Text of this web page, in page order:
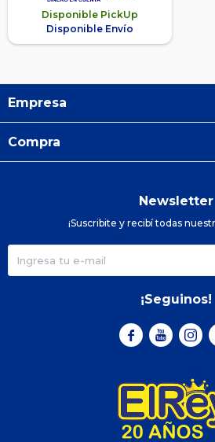
Disponible PickUp
Disponible Envío
Empresa
Compra
Newsletter
¡Suscribite y recibí todas
¡Seguinos!
  